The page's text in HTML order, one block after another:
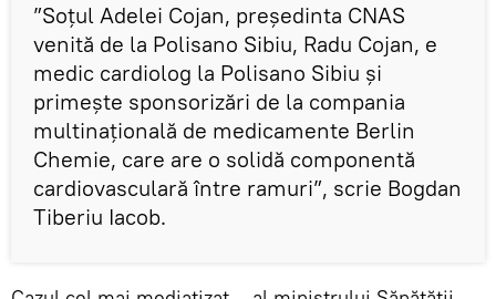
”Soțul Adelei Cojan, președinta CNAS
venită de la Polisano Sibiu, Radu Cojan, e
medic cardiolog la Polisano Sibiu și
primește sponsorizări de la compania
multinațională de medicamente Berlin
Chemie, care are o solidă componentă
cardiovasculară între ramuri”, scrie Bogdan
Tiberiu Iacob.